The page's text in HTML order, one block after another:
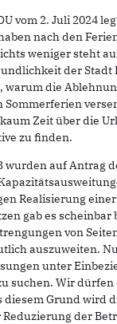
vom 2. Juli 2024
nach den
weniger steht
der Stadt
warum die
Sommerferien
Zeit über die
zu finden.
wurden auf Antrag
Realisierung
gab es
von
auszuweiten.
unter
suchen. Wir
diesem Grund wird
der